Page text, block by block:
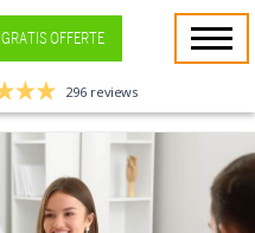
GRATIS OFFERTE
296 reviews